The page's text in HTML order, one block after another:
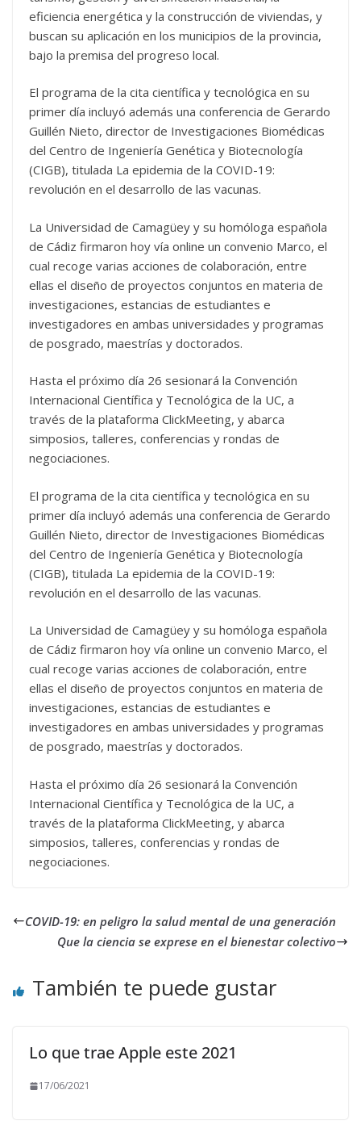
eficiencia energética y la construcción de viviendas, y
buscan su aplicación en los municipios de la provincia,
bajo la premisa del progreso local.
El programa de la cita científica y tecnológica en su
primer día incluyó además una conferencia de Gerardo
Guillén Nieto, director de Investigaciones Biomédicas
del Centro de Ingeniería Genética y Biotecnología
(CIGB), titulada La epidemia de la COVID-19:
revolución en el desarrollo de las vacunas.
La Universidad de Camagüey y su homóloga española
de Cádiz firmaron hoy vía online un convenio Marco, el
cual recoge varias acciones de colaboración, entre
ellas el diseño de proyectos conjuntos en materia de
investigaciones, estancias de estudiantes e
investigadores en ambas universidades y programas
de posgrado, maestrías y doctorados.
Hasta el próximo día 26 sesionará la Convención
Internacional Científica y Tecnológica de la UC, a
través de la plataforma ClickMeeting, y abarca
simposios, talleres, conferencias y rondas de
negociaciones.
El programa de la cita científica y tecnológica en su
primer día incluyó además una conferencia de Gerardo
Guillén Nieto, director de Investigaciones Biomédicas
del Centro de Ingeniería Genética y Biotecnología
(CIGB), titulada La epidemia de la COVID-19:
revolución en el desarrollo de las vacunas.
La Universidad de Camagüey y su homóloga española
de Cádiz firmaron hoy vía online un convenio Marco, el
cual recoge varias acciones de colaboración, entre
ellas el diseño de proyectos conjuntos en materia de
investigaciones, estancias de estudiantes e
investigadores en ambas universidades y programas
de posgrado, maestrías y doctorados.
Hasta el próximo día 26 sesionará la Convención
Internacional Científica y Tecnológica de la UC, a
través de la plataforma ClickMeeting, y abarca
simposios, talleres, conferencias y rondas de
negociaciones.
COVID-19: en peligro la salud mental de una generación
Que la ciencia se exprese en el bienestar colectivo
También te puede gustar
Lo que trae Apple este 2021
17/06/2021